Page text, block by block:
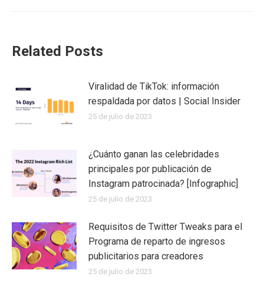
Related Posts
Viralidad de TikTok: información
respaldada por datos | Social Insider
25 de julio de 2023
¿Cuánto ganan las celebridades
principales por publicación de
Instagram patrocinada? [Infographic]
25 de julio de 2023
Requisitos de Twitter Tweaks para el
Programa de reparto de ingresos
publicitarios para creadores
25 de julio de 2023